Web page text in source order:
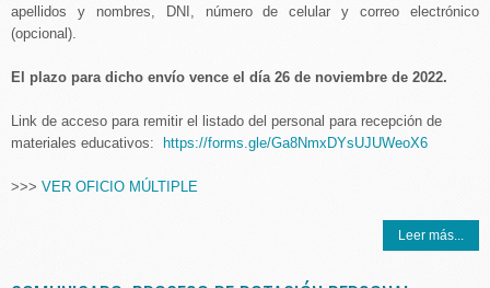
apellidos y nombres, DNI, número de celular y correo electrónico
(opcional).
El plazo para dicho envío vence el día 26 de noviembre de 2022.
Link de acceso para remitir el listado del personal para recepción de
materiales educativos:
https://forms.gle/Ga8NmxDYsUJUWeoX6
>>> VER OFICIO MÚLTIPLE
Leer más...